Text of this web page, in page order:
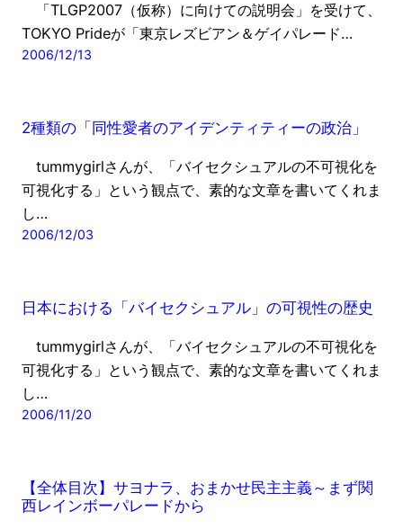
「TLGP2007（仮称）に向けての説明会」を受けて、
TOKYO Prideが「東京レズビアン＆ゲイパレード…
2006/12/13
2種類の「同性愛者のアイデンティティーの政治」
tummygirlさんが、「バイセクシュアルの不可視化を
可視化する」という観点で、素的な文章を書いてくれま
し…
2006/12/03
日本における「バイセクシュアル」の可視性の歴史
tummygirlさんが、「バイセクシュアルの不可視化を
可視化する」という観点で、素的な文章を書いてくれま
し…
2006/11/20
【全体目次】サヨナラ、おまかせ民主主義～まず関
西レインボーパレードから